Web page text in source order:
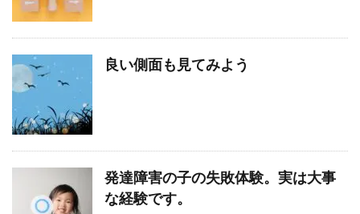
良い側面も見てみよう
発達障害の子の失敗体験。実は大事
な経験です。